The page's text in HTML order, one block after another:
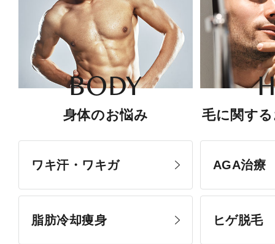
BODY
身体のお悩み
ワキ汗・ワキガ
脂肪冷却痩身
毛に関す
AGA治療
ヒゲ脱毛